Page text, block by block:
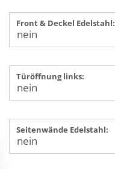
Front & Deckel Edelstahl:
Türöffnung links:
Seitenwände Edelstahl: